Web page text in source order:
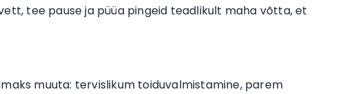
tee pause ja püüa pingeid teadlikult maha võtta, et
muuta: tervislikum toiduvalmistamine, parem